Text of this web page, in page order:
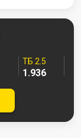
ТБ 2.5
1.936